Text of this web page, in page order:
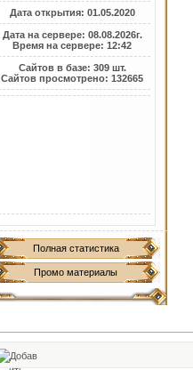
Дата открытия: 01.05.2020
Дата на сервере: 08.08.2026г.
Время на сервере: 12:42
Сайтов в базе: 309 шт.
Сайтов просмотрено: 132665
Полная статистика
Промо материалы